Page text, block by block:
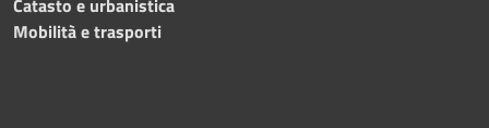
Mobilità e trasporti